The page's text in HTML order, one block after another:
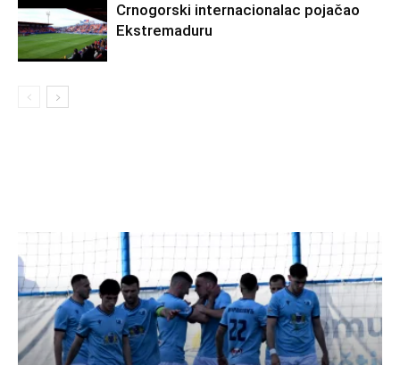
Crnogorski internacionalac pojačao
Ekstremaduru